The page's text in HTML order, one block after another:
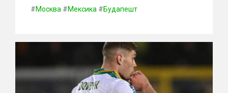
#Москва #Мексика #Будапешт